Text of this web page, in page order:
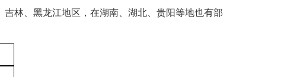
林、黑龙江地区，在湖南、湖北、贵阳等地也有部